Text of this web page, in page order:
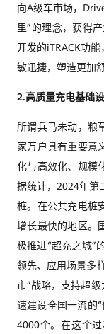
向A级车市场，
里”的理念，获得
开发的iTRACK功
敏迅捷，塑造更加
2.高质量充电基础
所谓兵马未动，粮
家万户具有重要意
化与高效化、规模
据统计，2024年第
桩。在公共充电桩
增长最快的地区。
极推进“超充之城”
领先、应用场景多
市”战略，支持超
速建设全国一流的
4000个。在这个